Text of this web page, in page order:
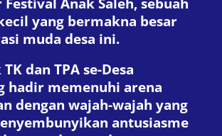
yang bermakna besar
muda desa ini.
dan TPA se-Desa
hadir memenuhi arena
dengan wajah-wajah yang
antusiasme